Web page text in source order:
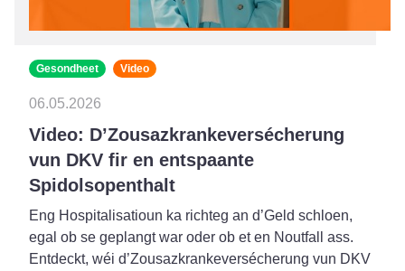
Gesondheet Video
06.05.2026
Video: D’Zousazkrankeversécherung
vun DKV fir en entspaante
Spidolsopenthalt
Eng Hospitalisatioun ka richteg an d’Geld schloen,
egal ob se geplangt war oder ob et en Noutfall ass.
Entdeckt, wéi d’Zousazkrankeversécherung vun DKV